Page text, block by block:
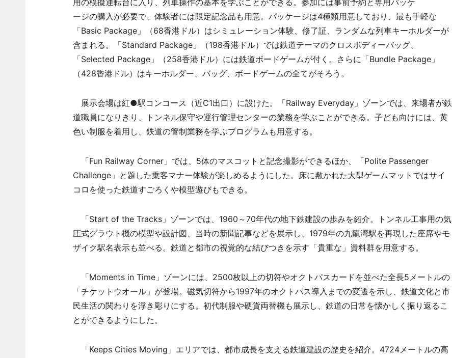
用の模擬運転台に入り、列車操作の基本を学ぶことができる。参加には事前予約と専用パッケ
ージの購入が必要で、体験者には限定記念品も用意。パッケージは4種類用意しており、最も手軽な
「Basic Package」（68香港ドル）はシミュレーション体験、修了証、ランダムな列車キーホルダーが
含まれる。「Standard Package」（198香港ドル）では鉄道テーマのクロスボディーバッグ、
「Selected Package」（258香港ドル）には鉄道ボードゲームが付く。さらに「Bundle Package」
（428香港ドル）はキーホルダー、バッグ、ボードゲームの全てがそろう。
展示会場は紅●駅コンコース（近C1出口）に設けた。「Railway Everyday」ゾーンでは、来場者が鉄
道職員になりきり、トンネル保守や運行管理センターの業務を学ぶことができる。子ども向けには、黄
色い制服を着用し、鉄道の管制業務を学ぶプログラムも用意する。
「Fun Railway Corner」では、5体のマスコットと記念撮影ができるほか、「Polite Passenger
Challenge」と題した乗客マナー体験が楽しめるようにした。床に敷かれた大型ゲームマットではサイ
コロを使った鉄道すごろくや模型遊びもできる。
「Start of the Tracks」ゾーンでは、1960～70年代の地下鉄建設の歩みを紹介。トンネル工事用の気
圧式グラウト機の模型や設計図、当時の新聞記事などを展示し、1979年の九龍湾駅を再現した座席やモ
ザイク駅名表示も並べる。鉄道と都市の視覚的な結びつきを示す「貴重な」資料群を用意する。
「Moments in Time」ゾーンには、2500枚以上の切符やオクトパスカードを並べた全長5メートルの
「チケットウオール」が登場。磁気切符から1997年のオクトパス導入までの変遷を示し、鉄道文化と市
民生活の関わりを浮き彫りにする。初代制服や硬貨両替機も展示し、鉄道の日常を懐かしく振り返るこ
とができるようにした。
「Keeps Cities Moving」エリアでは、都市成長を支える鉄道建設の歴史を紹介。4724メートルの高